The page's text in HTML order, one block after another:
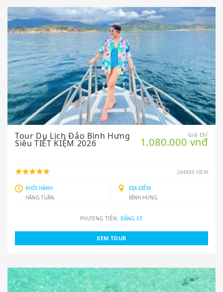
Giá Chỉ
1.080.000 vnđ
Tour Du Lịch Đảo Bình Hưng
Siêu TIẾT KIỆM 2026
244889 VIEW
KHỞI HÀNH
HẰNG TUẦN
ĐỊA ĐIỂM
BÌNH HƯNG
PHƯƠNG TIỆN: BẰNG XE
XEM TOUR